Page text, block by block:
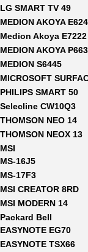
LG SMART TV 49
MEDION AKOYA
Medion Akoya E7222
MEDION AKOYA
MEDION S6445
MICROSOFT
PHILIPS SMART 50
Selecline CW10Q3
THOMSON NEO 14
THOMSON NEOX 13
MSI
MS-16J5
MS-17F3
MSI CREATOR 8RD
MSI MODERN 14
Packard Bell
EASYNOTE EG70
EASYNOTE TSX66